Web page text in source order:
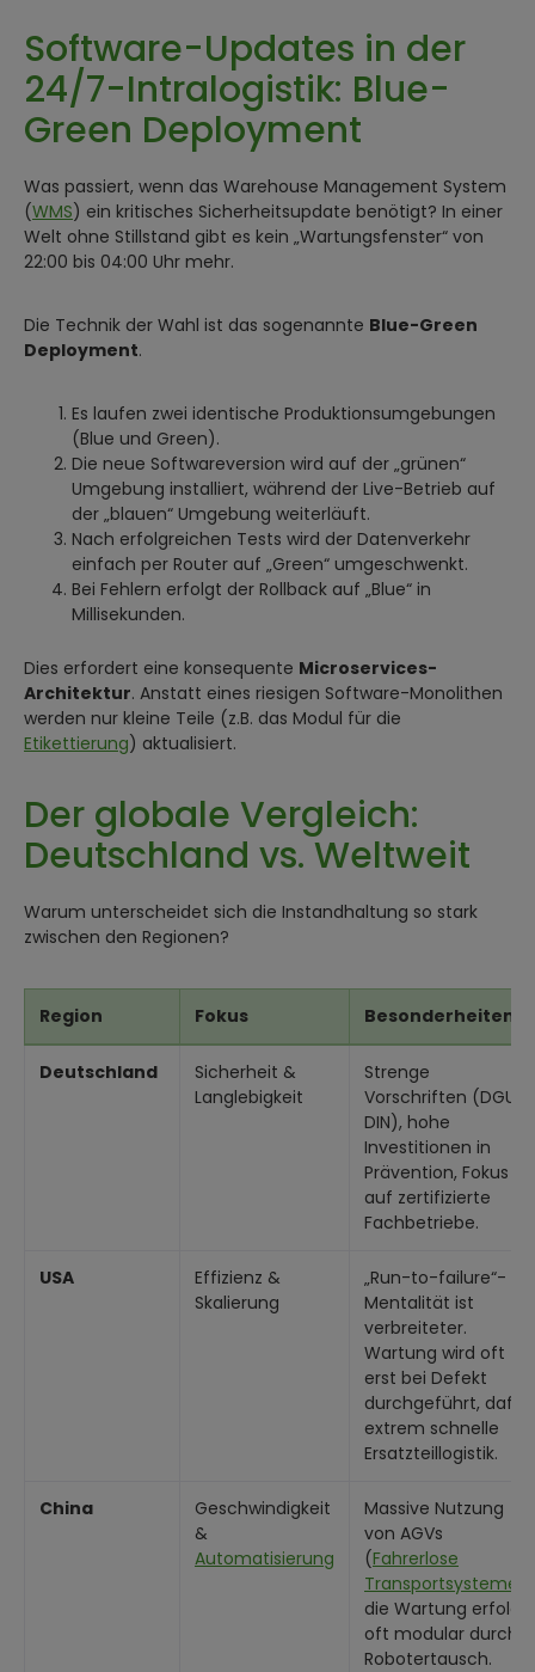
Software-Updates in der
24/7-Intralogistik: Blue-
Green Deployment
Was passiert, wenn das Warehouse Management System
(WMS) ein kritisches Sicherheitsupdate benötigt? In einer
Welt ohne Stillstand gibt es kein „Wartungsfenster“ von
22:00 bis 04:00 Uhr mehr.
Die Technik der Wahl ist das sogenannte Blue-Green
Deployment.
Es laufen zwei identische Produktionsumgebungen
(Blue und Green).
Die neue Softwareversion wird auf der „grünen“
Umgebung installiert, während der Live-Betrieb auf
der „blauen“ Umgebung weiterläuft.
Nach erfolgreichen Tests wird der Datenverkehr
einfach per Router auf „Green“ umgeschwenkt.
Bei Fehlern erfolgt der Rollback auf „Blue“ in
Millisekunden.
Dies erfordert eine konsequente Microservices-
Architektur. Anstatt eines riesigen Software-Monolithen
werden nur kleine Teile (z.B. das Modul für die
Etikettierung) aktualisiert.
Der globale Vergleich:
Deutschland vs. Weltweit
Warum unterscheidet sich die Instandhaltung so stark
zwischen den Regionen?
Region Fokus Besonderheiten
Deutschland
Sicherheit &
Langlebigkeit
Strenge
Vorschriften (DGUV,
DIN), hohe
Investitionen in
Prävention, Fokus
auf zertifizierte
Fachbetriebe.
USA
Effizienz &
Skalierung
„Run-to-failure“-
Mentalität ist
verbreiteter.
Wartung wird oft
erst bei Defekt
durchgeführt, dafür
extrem schnelle
Ersatzteillogistik.
China
Geschwindigkeit
&
Automatisierung
Massive Nutzung
von AGVs
(Fahrerlose
Transportsysteme
die Wartung erfolgt
oft modular durch
Robotertausch.